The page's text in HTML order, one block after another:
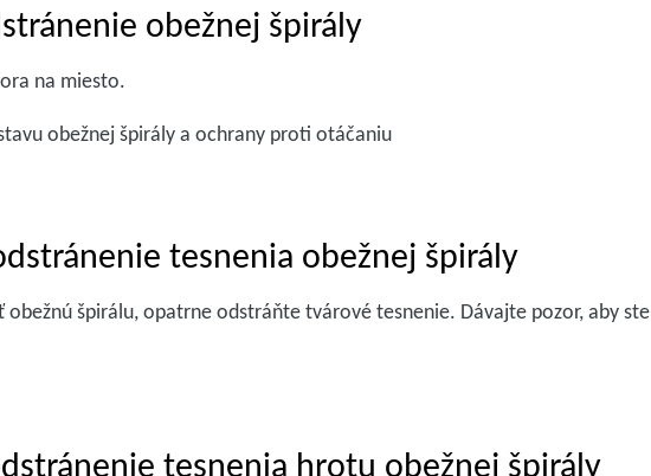
obežnej špirály
na miesto.
obežnej špirály a ochrany proti otáčaniu
tesnenia obežnej špirály
obežnú špirálu, opatrne odstráňte tvárové tesnenie. Dávajte pozor, aby ste
tesnenia hrotu obežnej špirály